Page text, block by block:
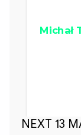
Michał
NEXT 13